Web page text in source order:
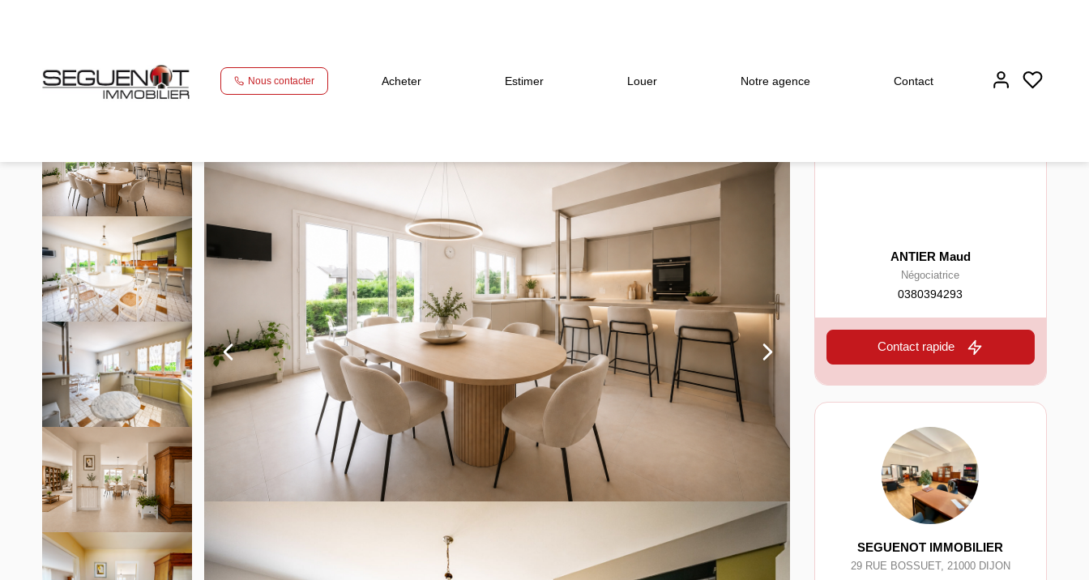
Nous contacter Acheter Estimer Louer Notre agence Contact
Vente maison 125 m², Dijon 21000Côte-d'Or
Accueil Maison Ref. : 452
ANTIER Maud
Négociatrice
0380394293
Contact rapide
SEGUENOT IMMOBILIER
29 RUE BOSSUET, 21000 DIJON